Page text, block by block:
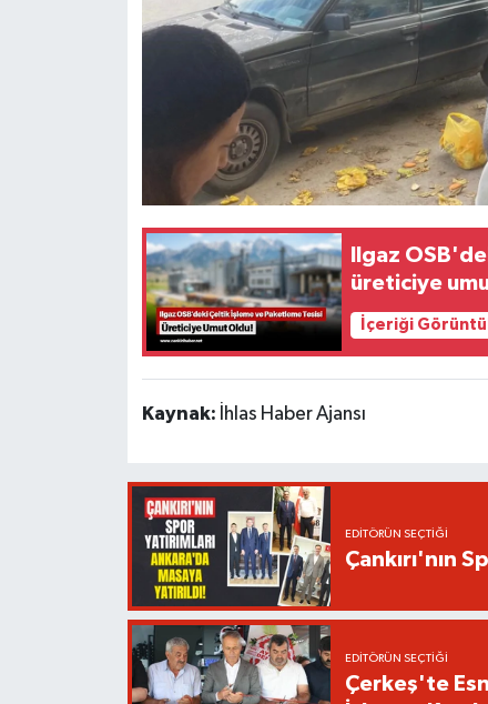
Ilgaz
üreticiye
İçeriği
Kaynak: İhlas Haber Ajansı
EDITÖRÜN SEÇTIĞI
Çankırı'nın
EDITÖRÜN SEÇTIĞI
Çerkeş'te